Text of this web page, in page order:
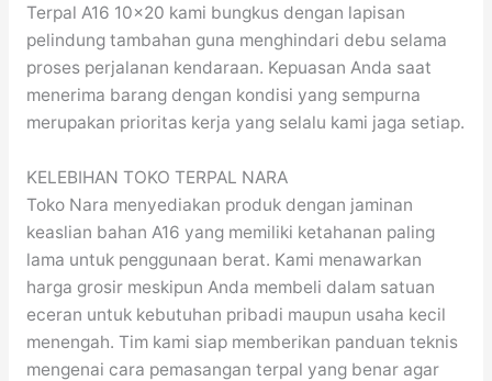
Terpal A16 10×20 kami bungkus dengan lapisan
pelindung tambahan guna menghindari debu selama
proses perjalanan kendaraan. Kepuasan Anda saat
menerima barang dengan kondisi yang sempurna
merupakan prioritas kerja yang selalu kami jaga setiap.
KELEBIHAN TOKO TERPAL NARA
Toko Nara menyediakan produk dengan jaminan
keaslian bahan A16 yang memiliki ketahanan paling
lama untuk penggunaan berat. Kami menawarkan
harga grosir meskipun Anda membeli dalam satuan
eceran untuk kebutuhan pribadi maupun usaha kecil
menengah. Tim kami siap memberikan panduan teknis
mengenai cara pemasangan terpal yang benar agar